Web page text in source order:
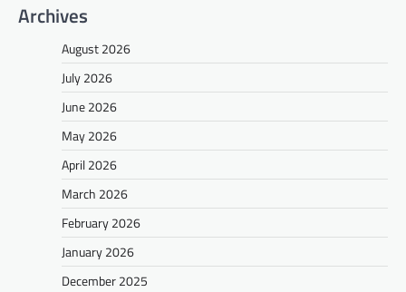
Archives
August 2026
July 2026
June 2026
May 2026
April 2026
March 2026
February 2026
January 2026
December 2025